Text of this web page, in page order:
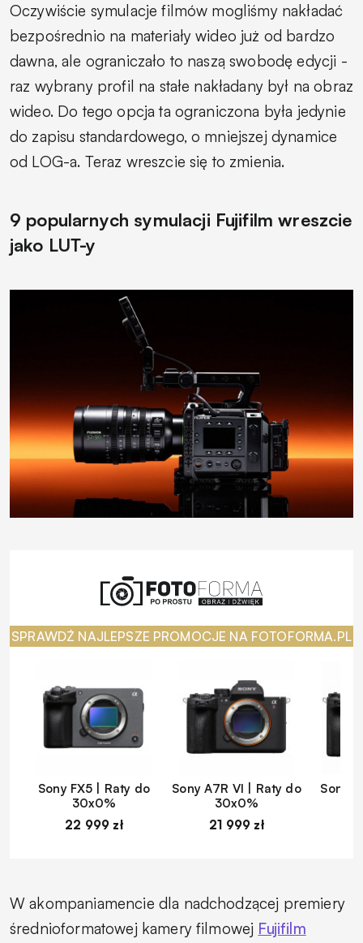
Oczywiście symulacje filmów mogliśmy nakładać
bezpośrednio na materiały wideo już od bardzo
dawna, ale ograniczało to naszą swobodę edycji -
raz wybrany profil na stałe nakładany był na obraz
wideo. Do tego opcja ta ograniczona była jedynie
do zapisu standardowego, o mniejszej dynamice
od LOG-a. Teraz wreszcie się to zmienia.
9 popularnych symulacji Fujifilm wreszcie
jako LUT-y
SPRAWDŹ NAJLEPSZE PROMOCJE NA FOTOFORMA.PL
Sony FX5 | Raty do
30x0%
22 999 zł
Sony A7R VI | Raty do
30x0%
21 999 zł
Sony
W akompaniamencie dla nadchodzącej premiery
średnioformatowej kamery filmowej Fujifilm